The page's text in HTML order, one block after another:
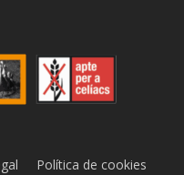
Política de cookies